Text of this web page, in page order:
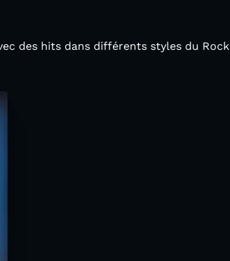
des hits dans différents styles du